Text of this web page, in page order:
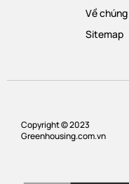
Về
Sitemap
Copyright © 2023
Greenhousing.com.vn